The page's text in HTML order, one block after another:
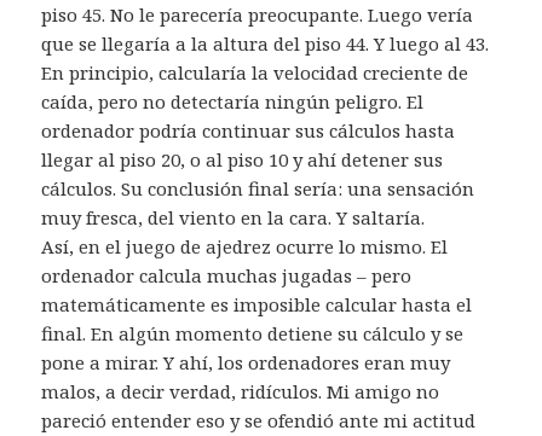
piso 45. No le parecería preocupante. Luego vería
que se llegaría a la altura del piso 44. Y luego al 43.
En principio, calcularía la velocidad creciente de
caída, pero no detectaría ningún peligro. El
ordenador podría continuar sus cálculos hasta
llegar al piso 20, o al piso 10 y ahí detener sus
cálculos. Su conclusión final sería: una sensación
muy fresca, del viento en la cara. Y saltaría.
Así, en el juego de ajedrez ocurre lo mismo. El
ordenador calcula muchas jugadas – pero
matemáticamente es imposible calcular hasta el
final. En algún momento detiene su cálculo y se
pone a mirar. Y ahí, los ordenadores eran muy
malos, a decir verdad, ridículos. Mi amigo no
pareció entender eso y se ofendió ante mi actitud